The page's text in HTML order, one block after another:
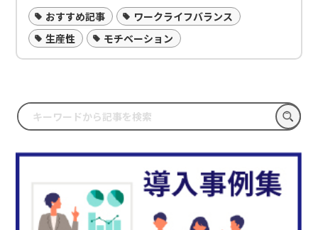
おすすめ記事
ワークライフバランス
生産性
モチベーション